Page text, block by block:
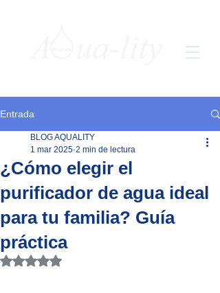
Entrada
¿Cómo elegir el
purificador de agua ideal
para tu familia? Guía
práctica
BLOG AQUALITY
1 mar 2025 2 min de lectura
Obtuvo NaN de 5 estrellas.